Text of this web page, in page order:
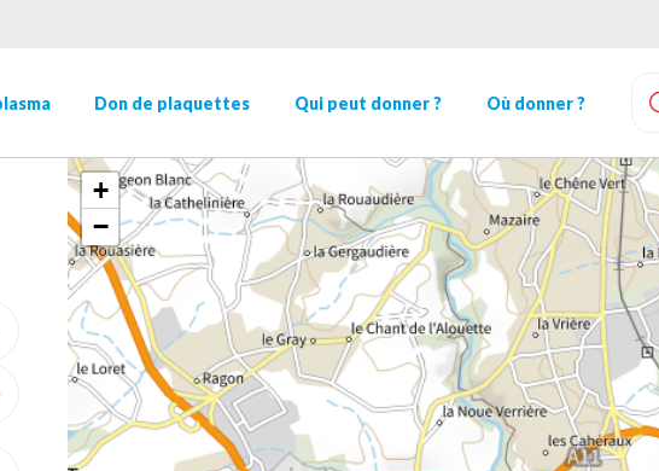
Don de plaquettes Qui peut donner ? Où donner ?
GÉOLOCALISER
+
−